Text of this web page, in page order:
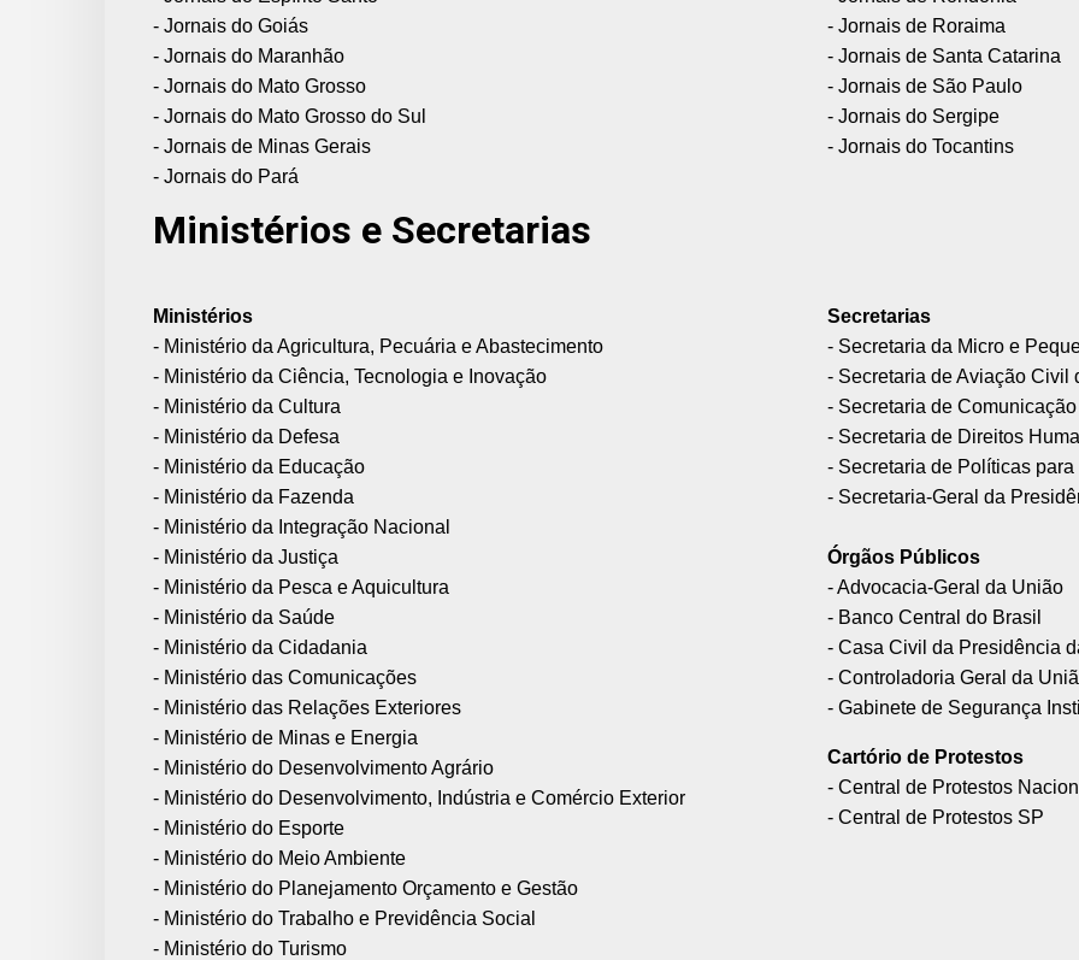
- Jornais do Goiás
- Jornais do Maranhão
- Jornais do Mato Grosso
- Jornais do Mato Grosso do Sul
- Jornais de Minas Gerais
- Jornais do Pará
- Jornais de Roraima
- Jornais de Santa Catarina
- Jornais de São Paulo
- Jornais do Sergipe
- Jornais do Tocantins
Ministérios e Secretarias
Ministérios
- Ministério da Agricultura, Pecuária e Abastecimento
- Ministério da Ciência, Tecnologia e Inovação
- Ministério da Cultura
- Ministério da Defesa
- Ministério da Educação
- Ministério da Fazenda
- Ministério da Integração Nacional
- Ministério da Justiça
- Ministério da Pesca e Aquicultura
- Ministério da Saúde
- Ministério da Cidadania
- Ministério das Comunicações
- Ministério das Relações Exteriores
- Ministério de Minas e Energia
- Ministério do Desenvolvimento Agrário
- Ministério do Desenvolvimento, Indústria e Comércio Exterior
- Ministério do Esporte
- Ministério do Meio Ambiente
- Ministério do Planejamento Orçamento e Gestão
- Ministério do Trabalho e Previdência Social
- Ministério do Turismo
Secretarias
- Secretaria da Micro e
- Secretaria de Aviação
- Secretaria de
- Secretaria de Direitos
- Secretaria de Políticas
- Secretaria-Geral da
Órgãos Públicos
- Advocacia-Geral da União
- Banco Central do Brasil
- Casa Civil da Presidência
- Controladoria Geral da
- Gabinete de Segurança
Cartório de Protestos
- Central de Protestos
- Central de Protestos SP